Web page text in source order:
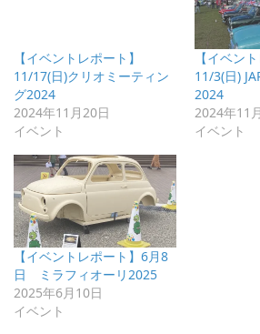
【イベントレポート】
11/17(日)クリオミーティン
グ2024
2024年11月20日
イベント
【イベン
11/3(日)
2024
2024年11
イベント
【イベントレポート】6月8
日 ミラフィオーリ2025
2025年6月10日
イベント